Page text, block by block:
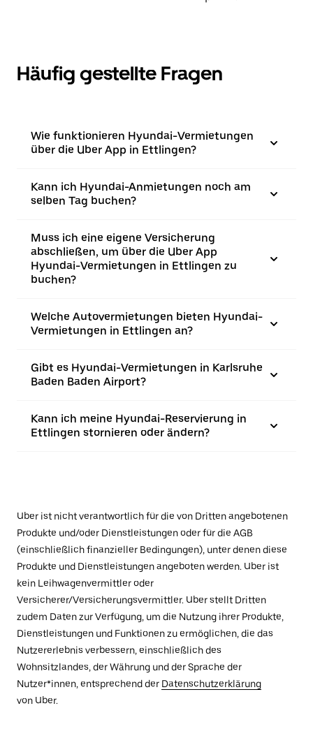
Häufig gestellte Fragen
Wie funktionieren Hyundai-Vermietungen
über die Uber App in Ettlingen?
Kann ich Hyundai-Anmietungen noch am
selben Tag buchen?
Muss ich eine eigene Versicherung
abschließen, um über die Uber App
Hyundai-Vermietungen in Ettlingen zu
buchen?
Welche Autovermietungen bieten Hyundai-
Vermietungen in Ettlingen an?
Gibt es Hyundai-Vermietungen in Karlsruhe
Baden Baden Airport?
Kann ich meine Hyundai-Reservierung in
Ettlingen stornieren oder ändern?
Uber ist nicht verantwortlich für die von Dritten angebotenen
Produkte und/oder Dienstleistungen oder für die AGB
(einschließlich finanzieller Bedingungen), unter denen diese
Produkte und Dienstleistungen angeboten werden. Uber ist
kein Leihwagenvermittler oder
Versicherer/Versicherungsvermittler. Uber stellt Dritten
zudem Daten zur Verfügung, um die Nutzung ihrer Produkte,
Dienstleistungen und Funktionen zu ermöglichen, die das
Nutzererlebnis verbessern, einschließlich des
Wohnsitzlandes, der Währung und der Sprache der
Nutzer*innen, entsprechend der Datenschutzerklärung
von Uber.